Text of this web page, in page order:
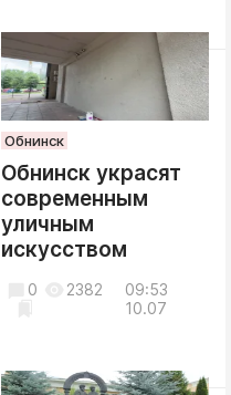
Обнинск
Обнинск украсят
современным
уличным
искусством
09:53
10.07
0 2382